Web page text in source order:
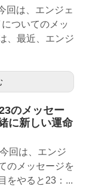
回は、エンジェ
ついてのメッ
、最近、エンジ
のメッセー
新しい運命
回は、エンジ
のメッセージを
をやると23：...